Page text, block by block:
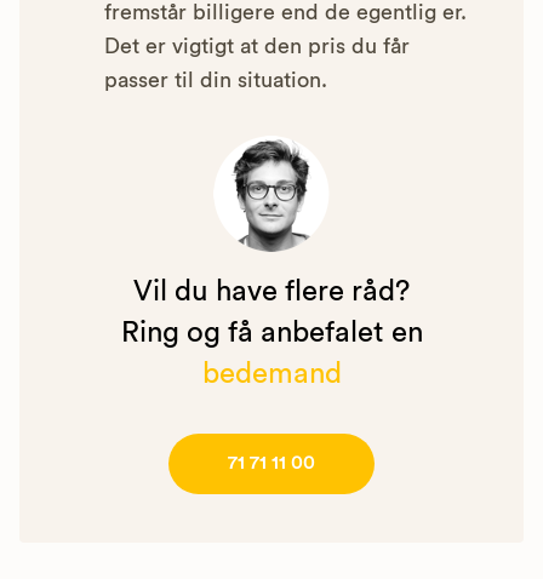
fremstår billigere end de egentlig er.
Det er vigtigt at den pris du får
passer til din situation.
Vil du have flere råd?
Ring og få anbefalet en
bedemand
71 71 11 00